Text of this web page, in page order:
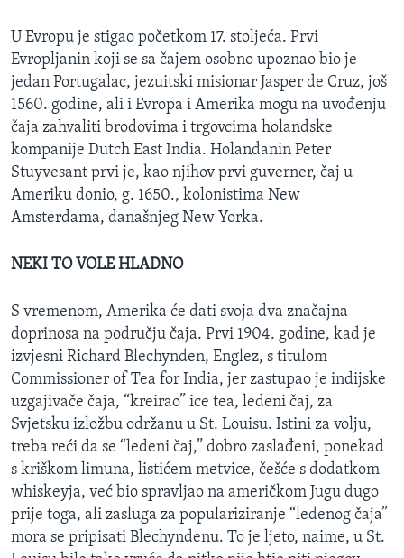
U Evropu je stigao početkom 17. stoljeća. Prvi
Evropljanin koji se sa čajem osobno upoznao bio je
jedan Portugalac, jezuitski misionar Jasper de Cruz, još
1560. godine, ali i Evropa i Amerika mogu na uvođenju
čaja zahvaliti brodovima i trgovcima holandske
kompanije Dutch East India. Holanđanin Peter
Stuyvesant prvi je, kao njihov prvi guverner, čaj u
Ameriku donio, g. 1650., kolonistima New
Amsterdama, današnjeg New Yorka.
NEKI TO VOLE HLADNO
S vremenom, Amerika će dati svoja dva značajna
doprinosa na području čaja. Prvi 1904. godine, kad je
izvjesni Richard Blechynden, Englez, s titulom
Commissioner of Tea for India, jer zastupao je indijske
uzgajivače čaja, “kreirao” ice tea, ledeni čaj, za
Svjetsku izložbu održanu u St. Louisu. Istini za volju,
treba reći da se “ledeni čaj,” dobro zaslađeni, ponekad
s kriškom limuna, listićem metvice, češće s dodatkom
whiskeyja, već bio spravljao na američkom Jugu dugo
prije toga, ali zasluga za populariziranje “ledenog čaja”
mora se pripisati Blechyndenu. To je ljeto, naime, u St.